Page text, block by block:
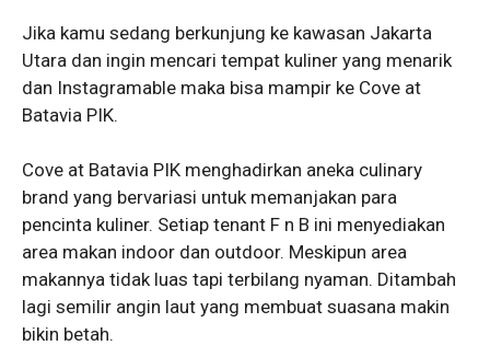
Jika kamu sedang berkunjung ke kawasan Jakarta
Utara dan ingin mencari tempat kuliner yang menarik
dan Instagramable maka bisa mampir ke Cove at
Batavia PIK.
Cove at Batavia PIK menghadirkan aneka culinary
brand yang bervariasi untuk memanjakan para
pencinta kuliner. Setiap tenant F n B ini menyediakan
area makan indoor dan outdoor. Meskipun area
makannya tidak luas tapi terbilang nyaman. Ditambah
lagi semilir angin laut yang membuat suasana makin
bikin betah.